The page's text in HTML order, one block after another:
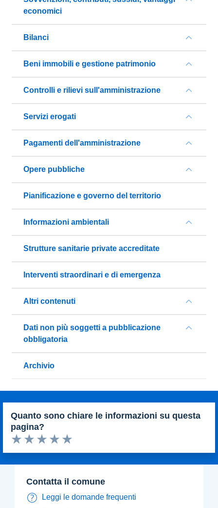
economici
Bilanci
Beni immobili e gestione patrimonio
Controlli e rilievi sull'amministrazione
Servizi erogati
Pagamenti dell'amministrazione
Opere pubbliche
Pianificazione e governo del territorio
Informazioni ambientali
Strutture sanitarie private accreditate
Interventi straordinari e di emergenza
Altri contenuti
Dati non più soggetti a pubblicazione
obbligatoria
Archivio
quanto sono chiare le informazioni su questa
pagina?
Valuta da 1 a 5 stelle la pagina
contatta il comune
Leggi le domande frequenti